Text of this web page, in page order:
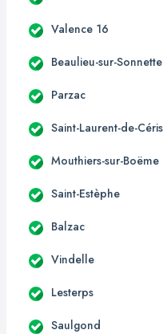
Valence 16
Beaulieu-sur-Sonnette
Parzac
Saint-Laurent-de-Céris
Mouthiers-sur-Boëme
Saint-Estèphe
Balzac
Vindelle
Lesterps
Saulgond